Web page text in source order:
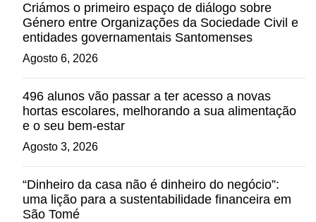
Criámos o primeiro espaço de diálogo sobre
Género entre Organizações da Sociedade Civil e
entidades governamentais Santomenses
Agosto 6, 2026
496 alunos vão passar a ter acesso a novas
hortas escolares, melhorando a sua alimentação
e o seu bem-estar
Agosto 3, 2026
“Dinheiro da casa não é dinheiro do negócio”:
uma lição para a sustentabilidade financeira em
São Tomé